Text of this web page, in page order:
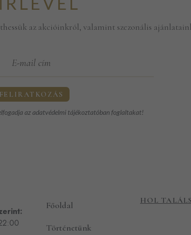
az akcióinkról, valamint szezonális
azadatvédelmi tájékoztatóban foglaltakat!
Főoldal
Történetünk
HOL